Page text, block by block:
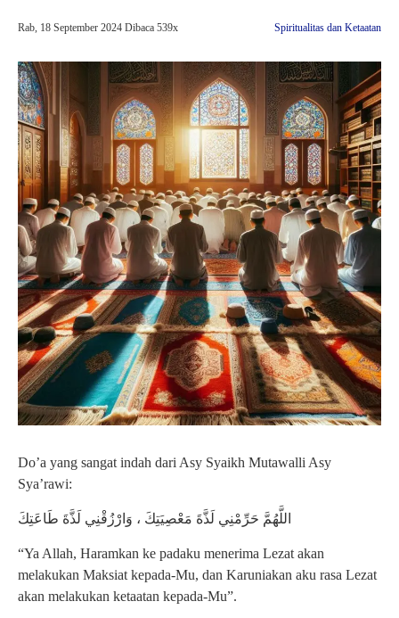
Agenda
Hubungi Kami
Rab, 18 September 2024 Dibaca 539x Spiritualitas dan Ketaatan
Do’a yang sangat indah dari Asy Syaikh Mutawalli Asy
Sya’rawi:
اللَّهُمَّ حَرِّمْنِي لَذَّةَ مَعْصِیَتِكَ ، وَارْزُقْنِي لَذَّةَ طَاعَتِكَ
“Ya Allah, Haramkan ke padaku menerima Lezat akan
melakukan Maksiat kepada-Mu, dan Karuniakan aku rasa Lezat
akan melakukan ketaatan kepada-Mu”.